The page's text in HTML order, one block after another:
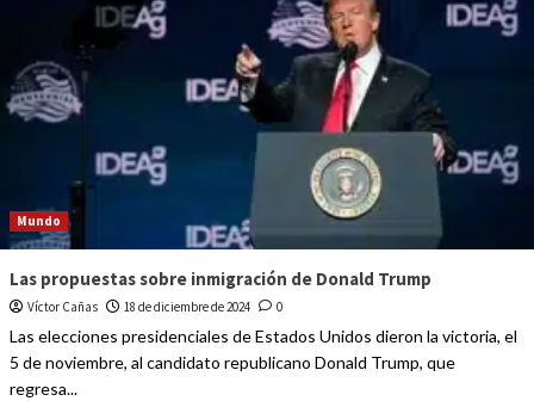
Mundo
Las propuestas sobre inmigración de Donald Trump
Víctor Cañas 18 de diciembre de 2024 0
Las elecciones presidenciales de Estados Unidos dieron la victoria, el
5 de noviembre, al candidato republicano Donald Trump, que
regresa...